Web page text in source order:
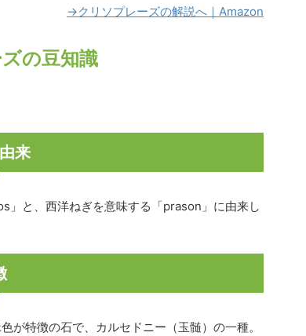
→クリソプレーズの解説へ｜Amazon
の豆知識
来
」と、西洋ねぎを意味する「prason」に由来し
が特徴の石で、カルセドニー（玉髄）の一種。